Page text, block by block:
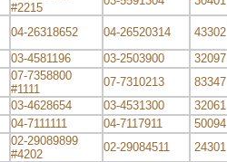
#2215
04-26318652 04-26520314 43302
03-4581196 03-2503900 32097
07-7358800
#1111
07-7310213 83347
03-4628654 03-4531300 32061
04-7111111 04-7117911 50094
02-29089899
#4202
02-29084511 24301